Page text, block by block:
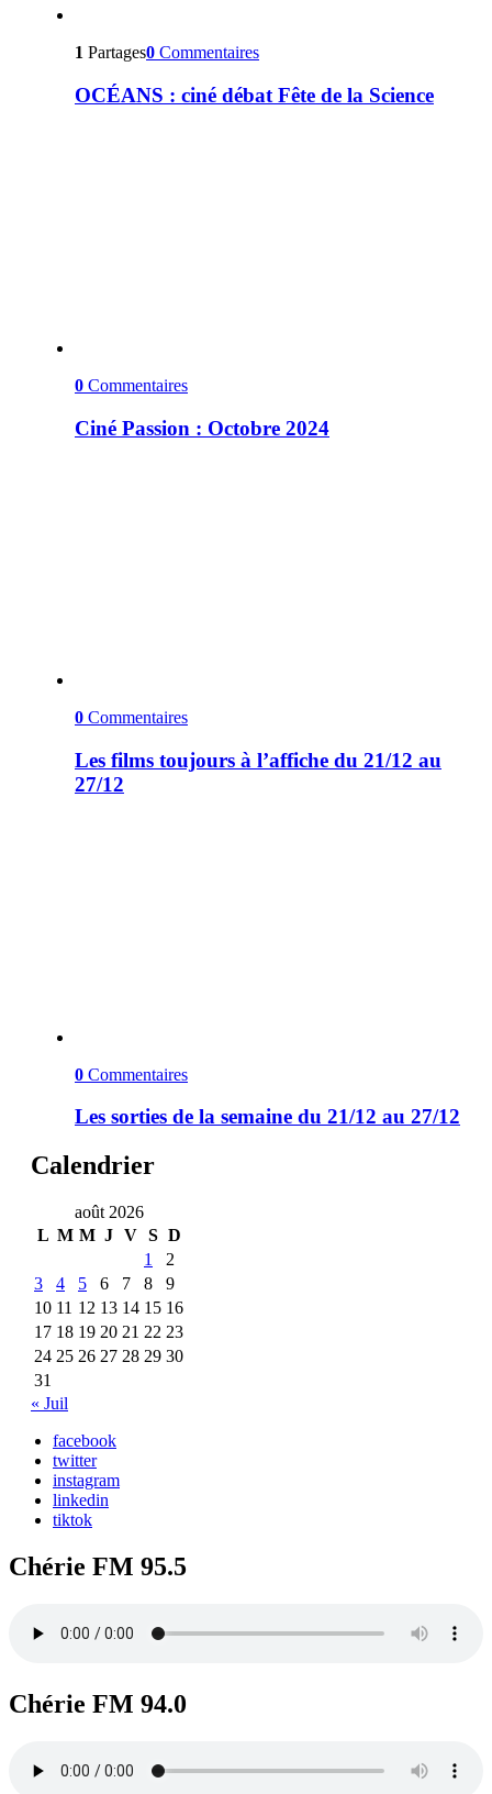
1 Partages0 Commentaires
OCÉANS : ciné débat Fête de la Science
0 Commentaires
Ciné Passion : Octobre 2024
0 Commentaires
Les films toujours à l’affiche du 21/12 au
27/12
0 Commentaires
Les sorties de la semaine du 21/12 au 27/12
Calendrier
août 2026
L M M J V S D
1
2
3
4 5 6 7 8
9
10 11 12 13 14 15 16
17 18 19 20 21 22 23
24 25 26 27 28 29 30
31
« Juil
facebook
twitter
instagram
linkedin
tiktok
Chérie FM 95.5
Chérie FM 94.0